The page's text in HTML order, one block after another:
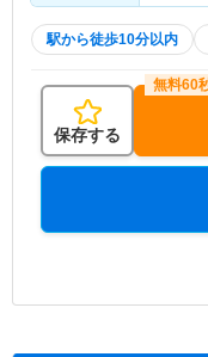
駅から徒歩10分以内
保存する